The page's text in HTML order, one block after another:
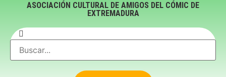
ASOCIACIÓN CULTURAL DE AMIGOS DEL CÓMIC DE
EXTREMADURA